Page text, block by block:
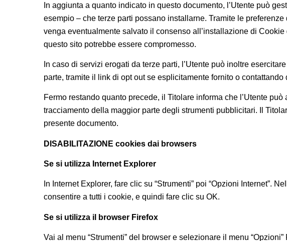
In aggiunta a quanto indicato in questo documento, l’Utente può
esempio – che terze parti possano installarne. Tramite le
venga eventualmente salvato il consenso all’installazione di
questo sito potrebbe essere compromesso.
In caso di servizi erogati da terze parti, l’Utente può inoltre
parte, tramite il link di opt out se esplicitamente fornito o contattando
Fermo restando quanto precede, il Titolare informa che l’Utente può
tracciamento della maggior parte degli strumenti pubblicitari. Il
presente documento.
DISABILITAZIONE cookies dai browsers
Se si utilizza Internet Explorer
In Internet Explorer, fare clic su “Strumenti” poi “Opzioni Internet”.
consentire a tutti i cookie, e quindi fare clic su OK.
Se si utilizza il browser Firefox
Vai al menu “Strumenti” del browser e selezionare il menu